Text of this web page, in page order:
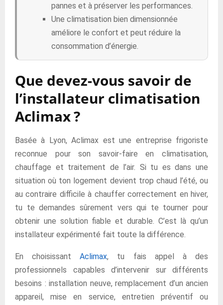
pannes et à préserver les performances.
Une climatisation bien dimensionnée
améliore le confort et peut réduire la
consommation d’énergie.
Que devez-vous savoir de
l’installateur climatisation
Aclimax ?
Basée à Lyon, Aclimax est une entreprise frigoriste
reconnue pour son savoir-faire en climatisation,
chauffage et traitement de l’air. Si tu es dans une
situation où ton logement devient trop chaud l’été, ou
au contraire difficile à chauffer correctement en hiver,
tu te demandes sûrement vers qui te tourner pour
obtenir une solution fiable et durable. C’est là qu’un
installateur expérimenté fait toute la différence.
En choisissantAclimax, tu fais appel à des
professionnels capables d’intervenir sur différents
besoins : installation neuve, remplacement d’un ancien
appareil, mise en service, entretien préventif ou